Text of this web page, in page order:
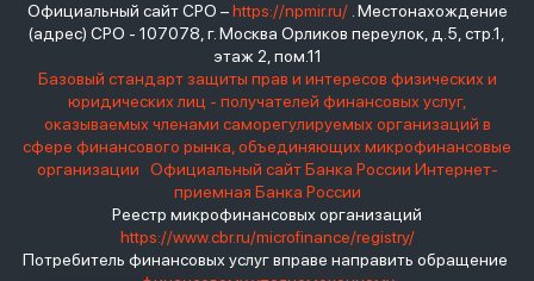
Официальный сайт СРО –https://npmir.ru/. Местонахождение
(адрес) СРО - 107078, г. Москва Орликов переулок, д.5, стр.1,
этаж 2, пом.11
Базовый стандарт защиты прав и интересов физических и
юридических лиц - получателей финансовых услуг,
оказываемых членами саморегулируемых организаций в
сфере финансового рынка, объединяющих микрофинансовые
организации
Официальный сайт Банка России Интернет-
приемная Банка России
Реестр микрофинансовых организаций
https://www.cbr.ru/microfinance/registry/
Потребитель финансовых услуг вправе направить обращение